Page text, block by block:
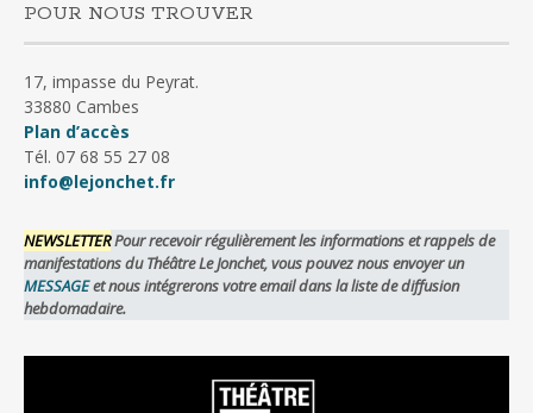
POUR NOUS TROUVER
17, impasse du Peyrat.
33880 Cambes
Plan d’accès
Tél. 07 68 55 27 08
info@lejonchet.fr
NEWSLETTERPour recevoir régulièrement les informations et rappels de
manifestations du Théâtre Le Jonchet, vous pouvez nous envoyer un
MESSAGEet nous intégrerons votre email dans la liste de diffusion
hebdomadaire.